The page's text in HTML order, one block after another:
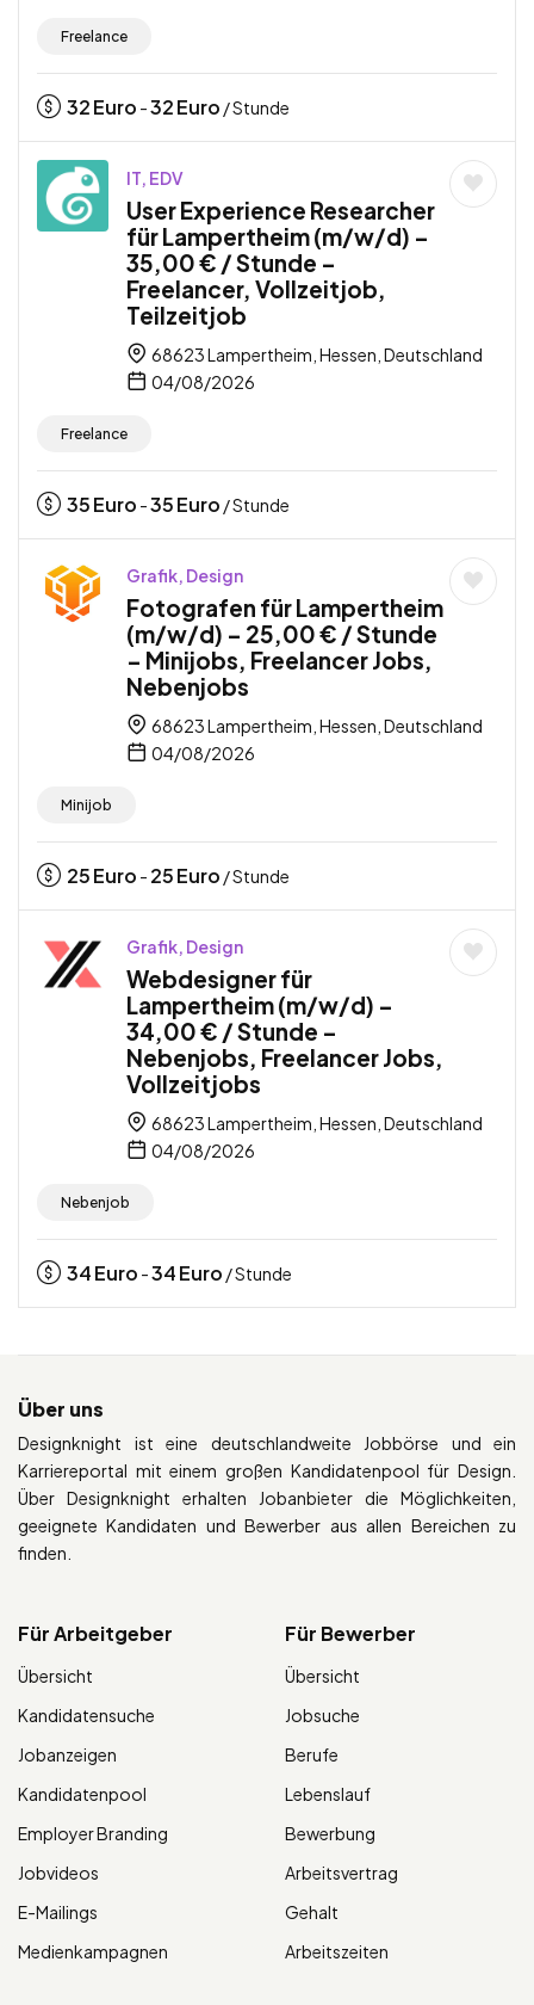
Freelance
32Euro -32Euro / Stunde
IT, EDV
User Experience Researcher
für Lampertheim (m/w/d) –
35,00 € / Stunde –
Freelancer, Vollzeitjob,
Teilzeitjob
68623 Lampertheim, Hessen, Deutschland
04/08/2026
Freelance
35Euro -35Euro / Stunde
Grafik, Design
Fotografen für Lampertheim
(m/w/d) – 25,00 € / Stunde
– Minijobs, Freelancer Jobs,
Nebenjobs
68623 Lampertheim, Hessen, Deutschland
04/08/2026
Minijob
25Euro - 25Euro / Stunde
Grafik, Design
Webdesigner für
Lampertheim (m/w/d) –
34,00 € / Stunde –
Nebenjobs, Freelancer Jobs,
Vollzeitjobs
68623 Lampertheim, Hessen, Deutschland
04/08/2026
Nebenjob
34Euro -34Euro / Stunde
Über uns
Designknight ist eine deutschlandweite Jobbörse und ein
Karriereportal mit einem großen Kandidatenpool für Design.
Über Designknight erhalten Jobanbieter die Möglichkeiten,
geeignete Kandidaten und Bewerber aus allen Bereichen zu
finden.
Für Arbeitgeber
Übersicht
Kandidatensuche
Jobanzeigen
Kandidatenpool
Employer Branding
Jobvideos
E-Mailings
Medienkampagnen
Für Bewerber
Übersicht
Jobsuche
Berufe
Lebenslauf
Bewerbung
Arbeitsvertrag
Gehalt
Arbeitszeiten